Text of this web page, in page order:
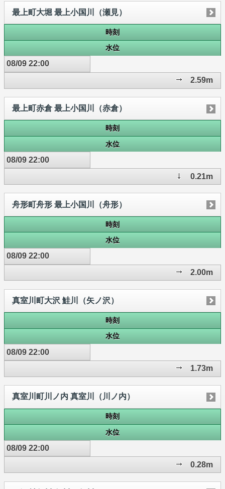
最上町大堀 最上小国川（瀬見）
時刻
水位
08/09 22:00
2.59m
最上町赤倉 最上小国川（赤倉）
時刻
水位
08/09 22:00
0.21m
舟形町舟形 最上小国川（舟形）
時刻
水位
08/09 22:00
2.00m
真室川町大沢 鮭川（矢ノ沢）
時刻
水位
08/09 22:00
1.73m
真室川町川ノ内 真室川（川ノ内）
時刻
水位
08/09 22:00
0.28m